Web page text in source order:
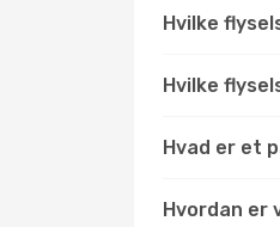
Hvilke
Hvilke
Hvad er et
Hvordan er